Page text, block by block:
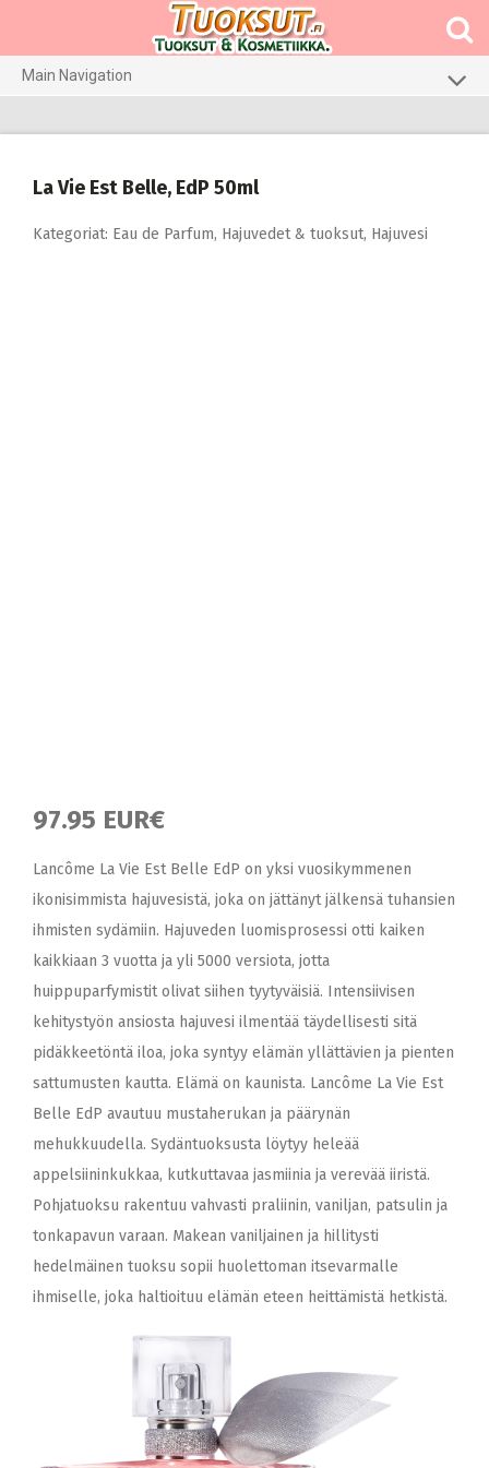
Main Navigation
Hiustenhoito
Ihonhoito
La Vie Est Belle, EdP 50ml
Kategoriat: Eau de Parfum, Hajuvedet & tuoksut, Hajuvesi
97.95 EUR€
Lancôme La Vie Est Belle EdP on yksi vuosikymmenen
ikonisimmista hajuvesistä, joka on jättänyt jälkensä tuhansien
ihmisten sydämiin. Hajuveden luomisprosessi otti kaiken
kaikkiaan 3 vuotta ja yli 5000 versiota, jotta
huippuparfymistit olivat siihen tyytyväisiä. Intensiivisen
kehitystyön ansiosta hajuvesi ilmentää täydellisesti sitä
pidäkkeetöntä iloa, joka syntyy elämän yllättävien ja pienten
sattumusten kautta. Elämä on kaunista. Lancôme La Vie Est
Belle EdP avautuu mustaherukan ja päärynän
mehukkuudella. Sydäntuoksusta löytyy heleää
appelsiininkukkaa, kutkuttavaa jasmiinia ja verevää iiristä.
Pohjatuoksu rakentuu vahvasti praliinin, vaniljan, patsulin ja
tonkapavun varaan. Makean vaniljainen ja hillitysti
hedelmäinen tuoksu sopii huolettoman itsevarmalle
ihmiselle, joka haltioituu elämän eteen heittämistä hetkistä.